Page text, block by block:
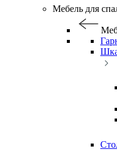
Мебель для